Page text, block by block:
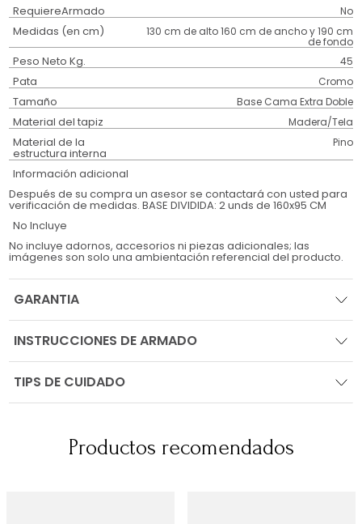
RequiereArmado No
Medidas (en cm) 130 cm de alto 160 cm de ancho y 190 cm
de fondo
Peso Neto Kg. 45
Pata Cromo
Tamaño Base Cama Extra Doble
Material del tapiz Madera/Tela
Material de la
estructura interna
Pino
Información adicional
Después de su compra un asesor se contactará con usted para
verificación de medidas. BASE DIVIDIDA: 2 unds de 160x95 CM
No Incluye
No incluye adornos, accesorios ni piezas adicionales; las
imágenes son solo una ambientación referencial del producto.
GARANTIA
INSTRUCCIONES DE ARMADO
TIPS DE CUIDADO
Productos recomendados